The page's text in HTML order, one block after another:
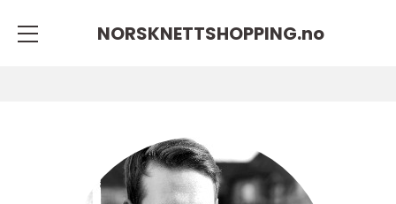
NORSKNETTSHOPPING.no